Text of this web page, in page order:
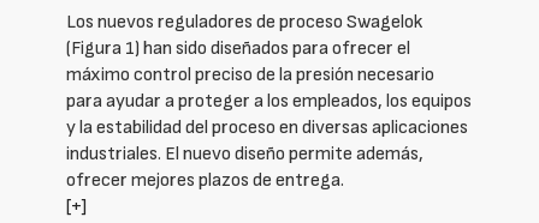
Los nuevos reguladores de proceso Swagelok
(Figura 1) han sido diseñados para ofrecer el
máximo control preciso de la presión necesario
para ayudar a proteger a los empleados, los equipos
y la estabilidad del proceso en diversas aplicaciones
industriales. El nuevo diseño permite además,
ofrecer mejores plazos de entrega.
[+]